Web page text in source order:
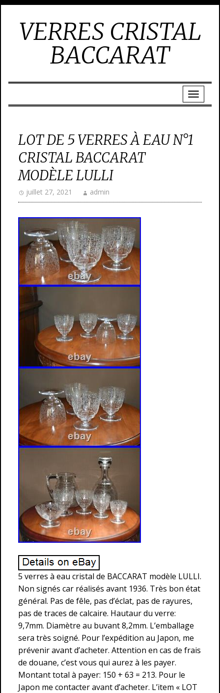
VERRES CRISTAL
BACCARAT
LOT DE 5 VERRES À EAU N°1
CRISTAL BACCARAT
MODÈLE LULLI
juillet 27, 2021 admin
5 verres à eau cristal de BACCARAT modèle LULLI.
Non signés car réalisés avant 1936. Très bon état
général. Pas de fêle, pas d’éclat, pas de rayures,
pas de traces de calcaire. Hautaur du verre:
9,7mm. Diamètre au buvant 8,2mm. L’emballage
sera très soigné. Pour l’expédition au Japon, me
prévenir avant d’acheter. Attention en cas de frais
de douane, c’est vous qui aurez à les payer.
Montant total à payer: 150 + 63 = 213. Pour le
Japon me contacter avant d’acheter. L’item « LOT